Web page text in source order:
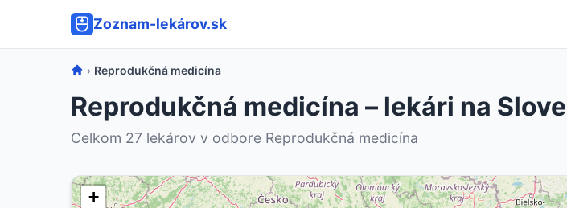
Zoznam-lekárov.sk
› Reprodukčná medicína
Reprodukčná medicína – lekári na
Celkom 27 lekárov v odbore Reprodukčná medicína
+